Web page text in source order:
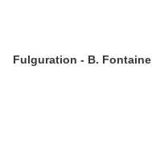
Fulguration - B. Fontaine